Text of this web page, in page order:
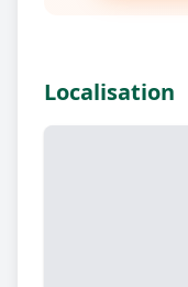
Localisation